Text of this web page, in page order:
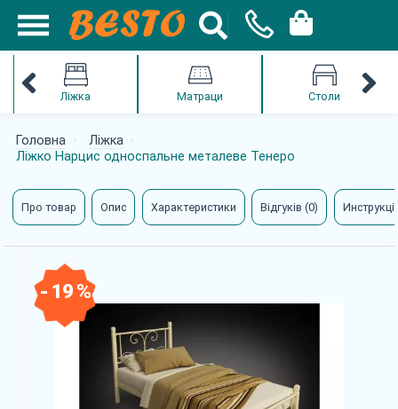
Ліжка Матраци Столи
Головна
Ліжка
Ліжко Нарцис односпальне металеве Тенеро
Про товар Опис Характеристики Відгуків (0) Инструкції
- 19 %